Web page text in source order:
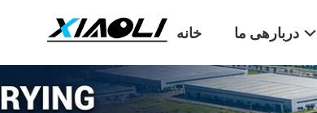
خانه دربارهی ما